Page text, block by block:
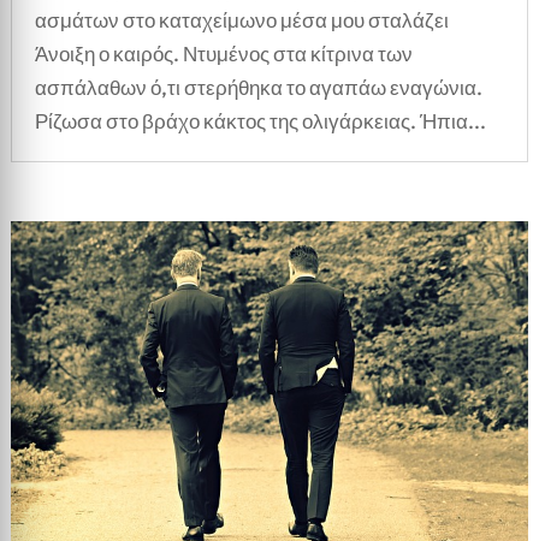
ασμάτων στο καταχείμωνο μέσα μου σταλάζει
Άνοιξη ο καιρός. Ντυμένος στα κίτρινα των
ασπάλαθων ό,τι στερήθηκα το αγαπάω εναγώνια.
Ρίζωσα στο βράχο κάκτος της ολιγάρκειας. Ήπια...